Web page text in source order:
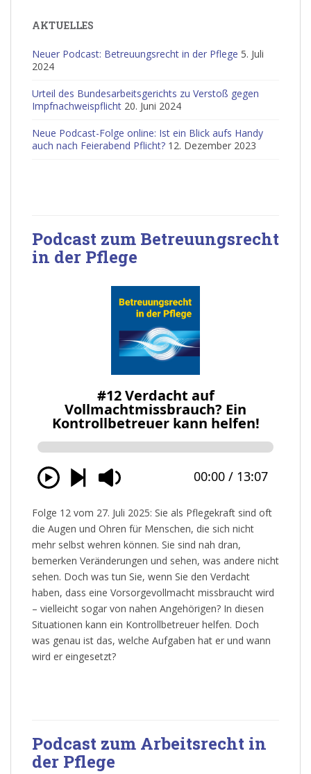
AKTUELLES
Neuer Podcast: Betreuungsrecht in der Pflege 5. Juli
2024
Urteil des Bundesarbeitsgerichts zu Verstoß gegen
Impfnachweispflicht 20. Juni 2024
Neue Podcast-Folge online: Ist ein Blick aufs Handy
auch nach Feierabend Pflicht? 12. Dezember 2023
Podcast zum Betreuungsrecht
in der Pflege
Folge 12 vom 27. Juli 2025: Sie als Pflegekraft sind oft
die Augen und Ohren für Menschen, die sich nicht
mehr selbst wehren können. Sie sind nah dran,
bemerken Veränderungen und sehen, was andere nicht
sehen. Doch was tun Sie, wenn Sie den Verdacht
haben, dass eine Vorsorgevollmacht missbraucht wird
– vielleicht sogar von nahen Angehörigen? In diesen
Situationen kann ein Kontrollbetreuer helfen. Doch
was genau ist das, welche Aufgaben hat er und wann
wird er eingesetzt?
Podcast zum Arbeitsrecht in
der Pflege